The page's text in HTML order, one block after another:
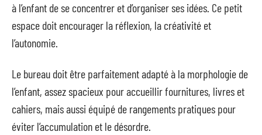
à l’enfant de se concentrer et d’organiser ses idées. Ce petit
espace doit encourager la réflexion, la créativité et
l’autonomie.
Le bureau doit être parfaitement adapté à la morphologie de
l’enfant, assez spacieux pour accueillir fournitures, livres et
cahiers, mais aussi équipé de rangements pratiques pour
éviter l’accumulation et le désordre.